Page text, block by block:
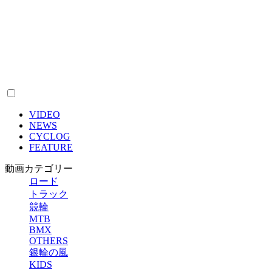
VIDEO
NEWS
CYCLOG
FEATURE
動画カテゴリー
ロード
トラック
競輪
MTB
BMX
OTHERS
銀輪の風
KIDS